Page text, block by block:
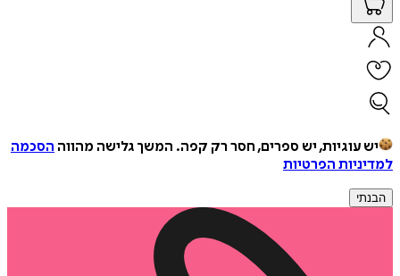
יש עוגיות, יש ספרים, חסר רק קפה. המשך גלישה מהווה הסכמה
למדיניות הפרטיות
הבנתי